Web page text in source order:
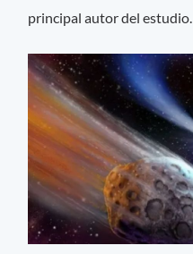
principal autor del estudio.